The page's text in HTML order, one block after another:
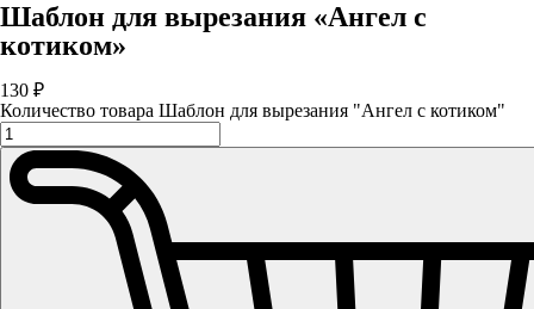
Шаблон для вырезания «Ангел с
котиком»
130 ₽
Количество товара Шаблон для вырезания "Ангел с котиком"